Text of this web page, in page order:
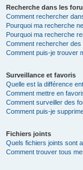
Recherche dans les
Comment rechercher
Pourquoi ma recherche
Pourquoi ma recherche
Comment rechercher des
Comment puis-je trouver
Surveillance et favoris
Quelle est la différence
Comment mettre en
Comment surveiller des
Comment puis-je
Fichiers joints
Quels fichiers joints sont
Comment trouver tous